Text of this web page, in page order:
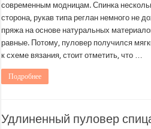
современным модницам. Спинка
сторона, рукав типа реглан немного не
пряжа на основе натуральных
равные. Потому, пуловер получился
к схеме вязания, стоит отметить, что …
Подробнее
Удлиненный пуловер